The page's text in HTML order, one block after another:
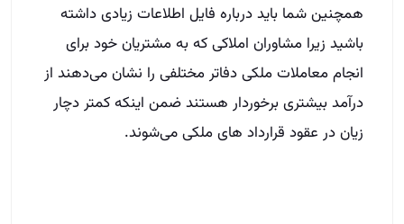
همچنین شما باید درباره فایل اطلاعات زیادی داشته
باشید زیرا مشاوران املاکی که به مشتریان خود برای
انجام معاملات ملکی دفاتر مختلفی را نشان می‌دهند از
درآمد بیشتری برخوردار هستند ضمن اینکه کمتر دچار
زیان در عقود قرارداد های ملکی می‌شوند.